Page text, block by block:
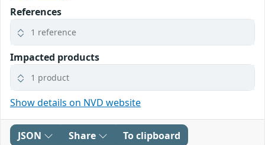
References
1 reference
Impacted products
1 product
Show details on NVD website
JSON Share To clipboard